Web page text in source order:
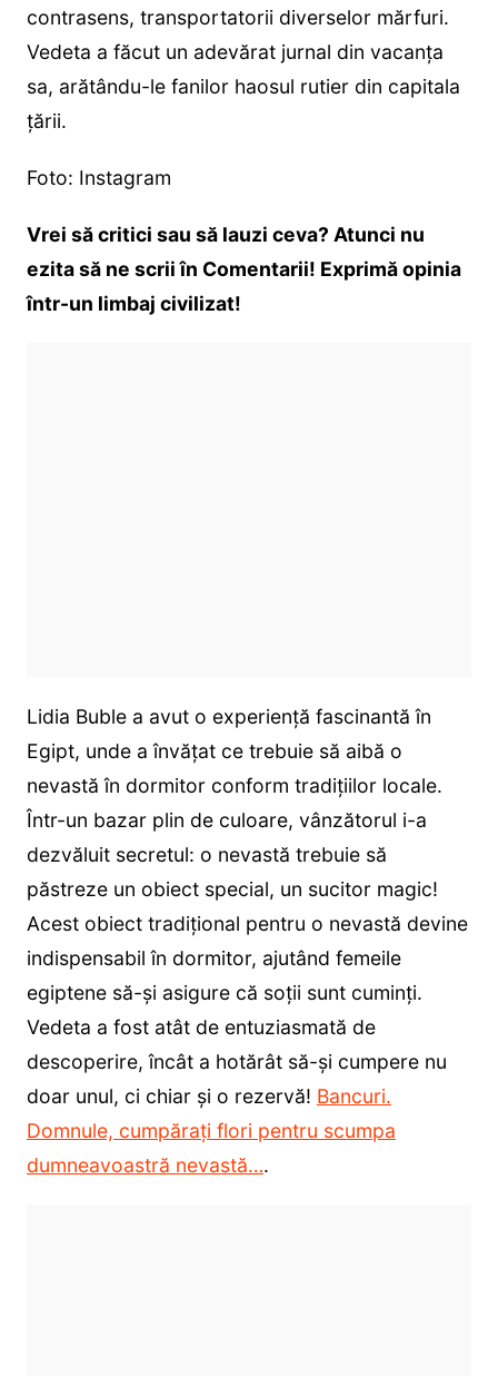
contrasens, transportatorii diverselor mărfuri.
Vedeta a făcut un adevărat jurnal din vacanța
sa, arătându-le fanilor haosul rutier din capitala
țării.
Foto: Instagram
Vrei să critici sau să lauzi ceva? Atunci nu
ezita să ne scrii în Comentarii! Exprimă opinia
într-un limbaj civilizat!
Lidia Buble a avut o experiență fascinantă în
Egipt, unde a învățat ce trebuie să aibă o
nevastă în dormitor conform tradițiilor locale.
Într-un bazar plin de culoare, vânzătorul i-a
dezvăluit secretul: o nevastă trebuie să
păstreze un obiect special, un sucitor magic!
Acest obiect tradițional pentru o nevastă devine
indispensabil în dormitor, ajutând femeile
egiptene să-și asigure că soții sunt cuminți.
Vedeta a fost atât de entuziasmată de
descoperire, încât a hotărât să-și cumpere nu
doar unul, ci chiar și o rezervă! Bancuri.
Domnule, cumpărați flori pentru scumpa
dumneavoastră nevastă….